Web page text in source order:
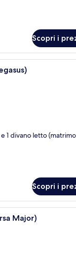
Scopri i
Una
1 divano letto
Scopri i
Una
Major)